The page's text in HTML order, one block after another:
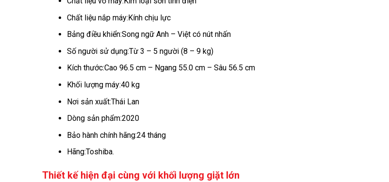
Chất liệu nắp máy:Kính chịu lực
Bảng điều khiển:Song ngữ Anh – Việt có nút nhấn
Số người sử dụng:Từ 3 – 5 người (8 – 9 kg)
Kích thước:Cao 96.5 cm – Ngang 55.0 cm – Sâu 56.5 cm
Khối lượng máy:40 kg
Nơi sản xuất:Thái Lan
Dòng sản phẩm:2020
Bảo hành chính hãng:24 tháng
Hãng:Toshiba.
Thiết kế hiện đại cùng với khối lượng giặt lớn